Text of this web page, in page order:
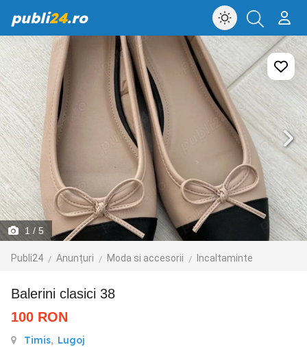
publi24.ro
1 / 5
Publi24 Anunțuri Moda si accesorii Incaltaminte
balerini clasici 38
100 RON
Timis, Lugoj